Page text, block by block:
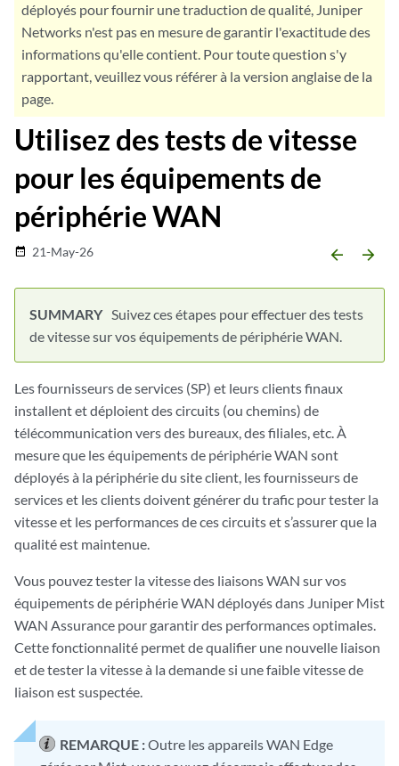
déployés pour fournir une traduction de qualité, Juniper
Networks n'est pas en mesure de garantir l'exactitude des
informations qu'elle contient. Pour toute question s'y
rapportant, veuillez vous référer à la version anglaise de la
page.
Utilisez des tests de vitesse
pour les équipements de
périphérie WAN
date_range 21-May-26 arrow_backward arrow_forward
Suivez ces étapes pour effectuer des tests
de vitesse sur vos équipements de périphérie WAN.
Les fournisseurs de services (SP) et leurs clients finaux
installent et déploient des circuits (ou chemins) de
télécommunication vers des bureaux, des filiales, etc. À
mesure que les équipements de périphérie WAN sont
déployés à la périphérie du site client, les fournisseurs de
services et les clients doivent générer du trafic pour tester la
vitesse et les performances de ces circuits et s’assurer que la
qualité est maintenue.
Vous pouvez tester la vitesse des liaisons WAN sur vos
équipements de périphérie WAN déployés dans Juniper Mist
WAN Assurance pour garantir des performances optimales.
Cette fonctionnalité permet de qualifier une nouvelle liaison
et de tester la vitesse à la demande si une faible vitesse de
liaison est suspectée.
REMARQUE :Outre les appareils WAN Edge